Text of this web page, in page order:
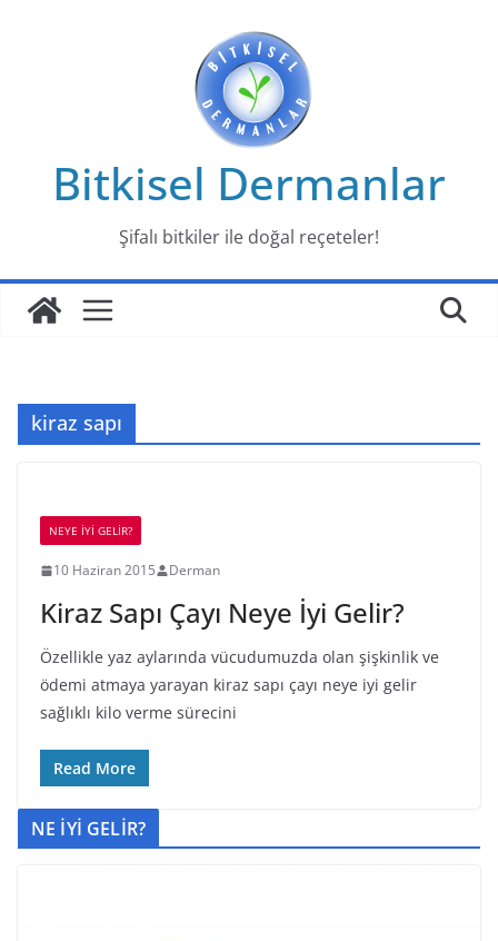
Bitkisel Dermanlar
Şifalı bitkiler ile doğal reçeteler!
kiraz sapı
NEYE İYİ GELİR?
10 Haziran 2015 Derman
Kiraz Sapı Çayı Neye İyi Gelir?
Özellikle yaz aylarında vücudumuzda olan şişkinlik ve
ödemi atmaya yarayan kiraz sapı çayı neye iyi gelir
sağlıklı kilo verme sürecini
Read More
NE İYİ GELİR?